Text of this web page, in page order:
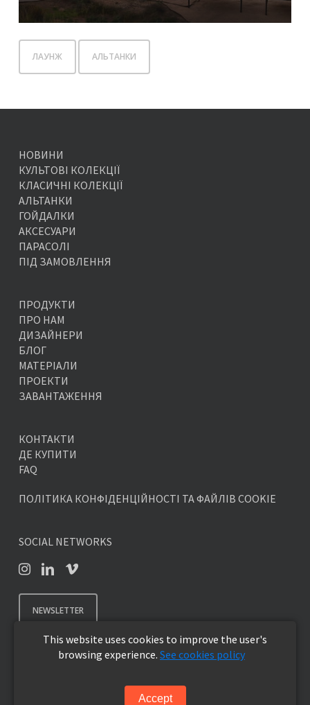
ЛАУНЖ АЛЬТАНКИ
НОВИНИ
КУЛЬТОВІ КОЛЕКЦІЇ
КЛАСИЧНІ КОЛЕКЦІЇ
АЛЬТАНКИ
ГОЙДАЛКИ
АКСЕСУАРИ
ПАРАСОЛІ
ПІД ЗАМОВЛЕННЯ
ПРОДУКТИ
ПРО НАМ
ДИЗАЙНЕРИ
БЛОГ
МАТЕРІАЛИ
ПРОЕКТИ
ЗАВАНТАЖЕННЯ
КОНТАКТИ
ДЕ КУПИТИ
FAQ
ПОЛІТИКА КОНФІДЕНЦІЙНОСТІ ТА ФАЙЛІВ COOKIE
SOCIAL NETWORKS
NEWSLETTER
© 2026 SKYLINE DESIGN - Вуличні меблі преміум класу.
This website uses cookies to improve the user's
browsing experience. See cookies policy
Accept